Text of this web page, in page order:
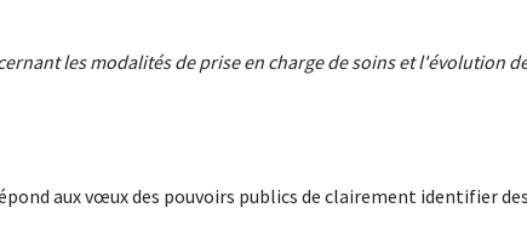
les modalités de prise en charge de soins et l'évolution
aux vœux des pouvoirs publics de clairement identifier